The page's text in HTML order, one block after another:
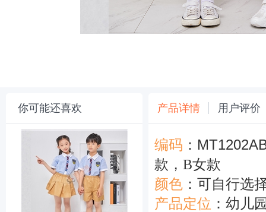
你可能还喜欢 产品详情 用户评价
编码 ：
款，B女款
颜色 ：可自行
产品定位 ： 幼儿